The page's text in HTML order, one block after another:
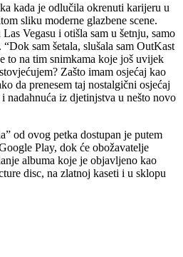
kada je odlučila okrenuti karijeru u
sliku moderne glazbene scene.
Vegasu i otišla sam u šetnju, samo
sam šetala, slušala sam OutKast
to na tim snimkama koje još uvijek
Zašto imam osjećaj kao
da prenesem taj nostalgični osjećaj
nadahnuća iz djetinjstva u nešto novo
od ovog petka dostupan je putem
Play, dok će obožavatelje
albuma koje je objavljeno kao
disc, na zlatnoj kaseti i u sklopu